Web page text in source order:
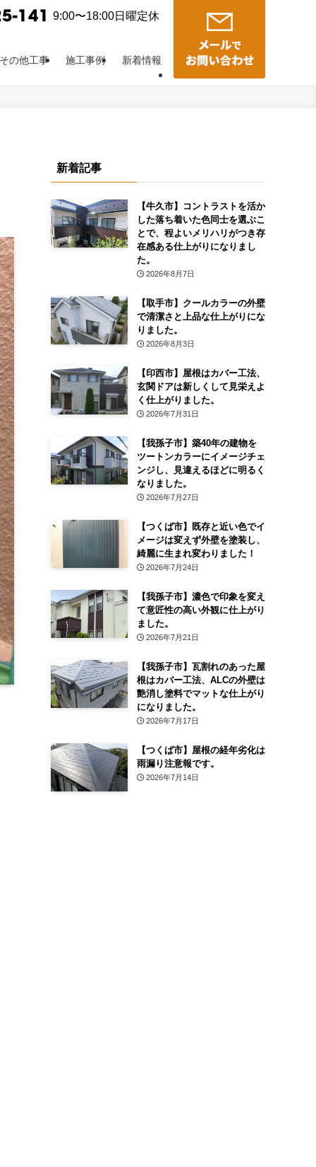
9:00〜18:00日曜定休
その他工事 施工事例 新着情報
新着記事
【牛久市】コントラストを活か
した落ち着いた色同士を選ぶこ
とで、程よいメリハリがつき存
在感ある仕上がりになりまし
た。
2026年8月7日
【取手市】クールカラーの外壁
で清潔さと上品な仕上がりにな
りました。
2026年8月3日
【印西市】屋根はカバー工法、
玄関ドアは新しくして見栄えよ
く仕上がりました。
2026年7月31日
【我孫子市】築40年の建物を
ツートンカラーにイメージチェ
ンジし、見違えるほどに明るく
なりました。
2026年7月27日
【つくば市】既存と近い色でイ
メージは変えず外壁を塗装し、
綺麗に生まれ変わりました！
2026年7月24日
【我孫子市】濃色で印象を変え
て意匠性の高い外観に仕上がり
ました。
2026年7月21日
【我孫子市】瓦割れのあった屋
根はカバー工法、ALCの外壁は
艶消し塗料でマットな仕上がり
になりました。
2026年7月17日
【つくば市】屋根の経年劣化は
雨漏り注意報です。
2026年7月14日